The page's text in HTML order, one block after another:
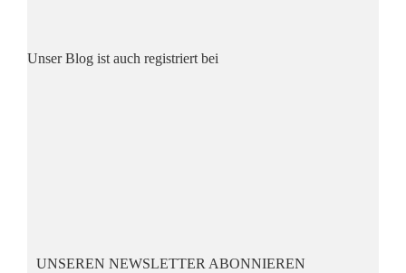
Unser Blog ist auch registriert bei
UNSEREN NEWSLETTER ABONNIEREN